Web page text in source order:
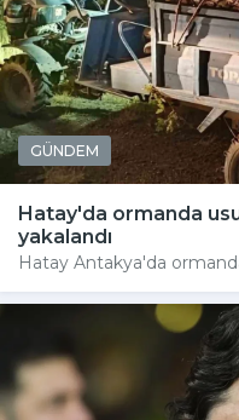
GÜNDEM
Hatay'da ormanda
yakalandı
Hatay Antakya'da